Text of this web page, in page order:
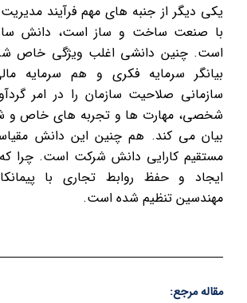
یکی دیگر از جنبه های مهم فرآیند
با صنعت ساخت و ساز است، دانش
است. چنین دانشی اغلب ویژگی خاص
بیانگر سرمایه فکری و هم سرمایه
سازمانی صلاحیت سازمان را در امر
شخصی، مهارت ها و تجربه های خاص و
بیان می کند. هم چنین این دانش
مستقیم کارایی دانش شرکت است. چرا
ایجاد و حفظ روابط تجاری با
مهندسین تنظیم شده است.
مقاله مرجع: